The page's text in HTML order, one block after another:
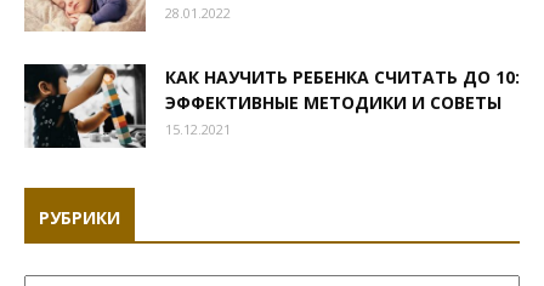
28.01.2022
КАК НАУЧИТЬ РЕБЕНКА СЧИТАТЬ ДО 10:
ЭФФЕКТИВНЫЕ МЕТОДИКИ И СОВЕТЫ
15.12.2021
РУБРИКИ
Рубрики